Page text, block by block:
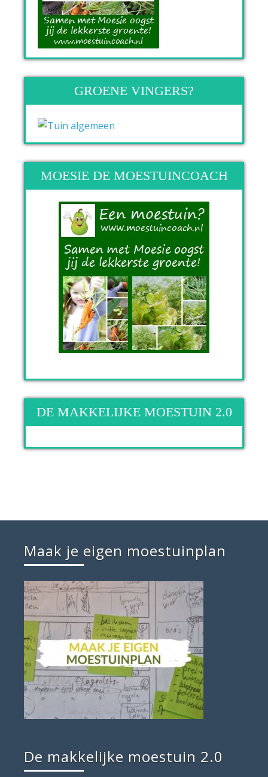
GROENE VINGERS?
MOESIE DE MOESTUINCOACH
DE MAKKELIJKE MOESTUIN 2.0
Maak je eigen moestuinplan
De makkelijke moestuin 2.0